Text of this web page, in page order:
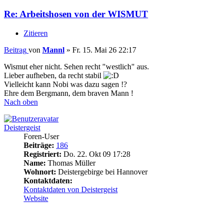
Re: Arbeitshosen von der WISMUT
Zitieren
Beitrag von Mannl » Fr. 15. Mai 26 22:17
Wismut eher nicht. Sehen recht "westlich" aus.
Lieber aufheben, da recht stabil
Vielleicht kann Nobi was dazu sagen !?
Ehre dem Bergmann, dem braven Mann !
Nach oben
Deistergeist
Foren-User
Beiträge: 186
Registriert: Do. 22. Okt 09 17:28
Name: Thomas Müller
Wohnort: Deistergebirge bei Hannover
Kontaktdaten:
Kontaktdaten von Deistergeist
Website